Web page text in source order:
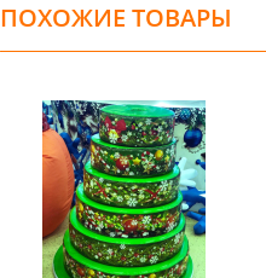
ПОХОЖИЕ ТОВАРЫ